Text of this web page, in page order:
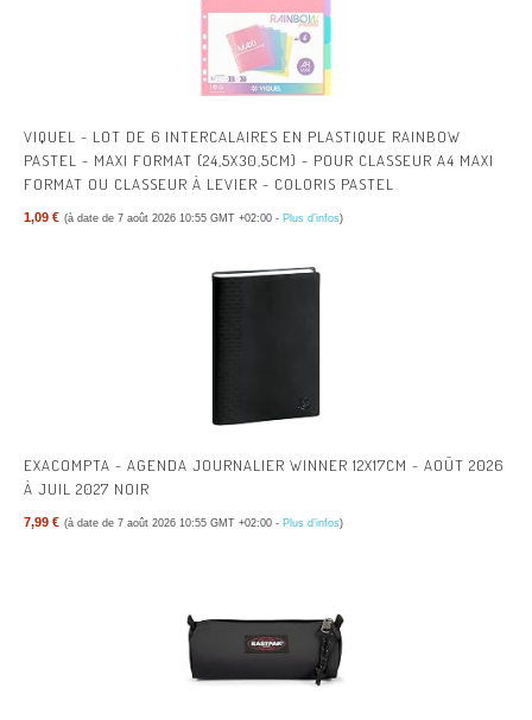
VIQUEL - LOT DE 6 INTERCALAIRES EN PLASTIQUE RAINBOW
PASTEL - MAXI FORMAT (24,5X30,5CM) - POUR CLASSEUR A4 MAXI
FORMAT OU CLASSEUR À LEVIER - COLORIS PASTEL
1,09 € (à date de 7 août 2026 10:55 GMT +02:00 - Plus d’infos)
EXACOMPTA - AGENDA JOURNALIER WINNER 12X17CM - AOÛT 2026
À JUIL 2027 NOIR
7,99 € (à date de 7 août 2026 10:55 GMT +02:00 - Plus d’infos)